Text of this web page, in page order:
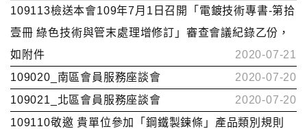
109113檢送本會109年7月1日召開「電鍍技術專書-第拾
壹冊 綠色技術與管末處理增修訂」審查會議紀錄乙份，
如附件
2020-07-21
109020_南區會員服務座談會
2020-07-20
109021_北區會員服務座談會
2020-07-20
109110敬邀 貴單位參加「鋼鐵製鍊條」產品類別規則